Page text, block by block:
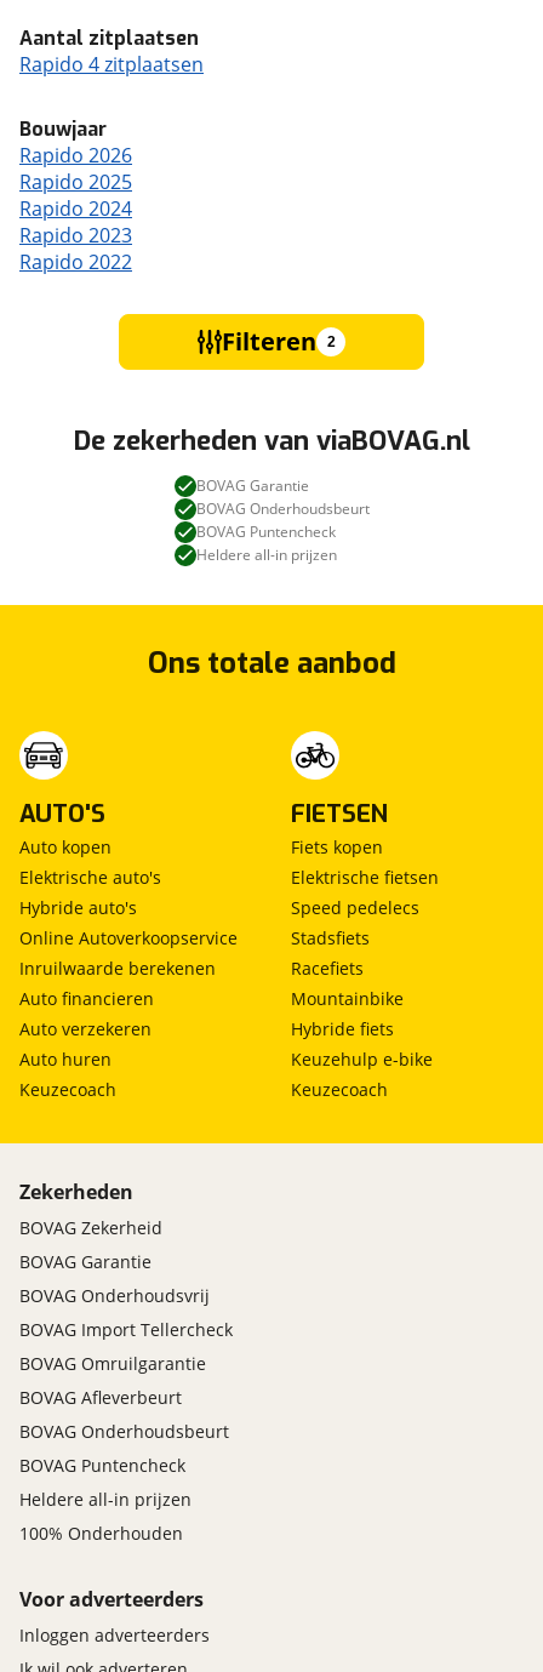
Aantal zitplaatsen
Rapido 4 zitplaatsen
Bouwjaar
Rapido 2026
Rapido 2025
Rapido 2024
Rapido 2023
Rapido 2022
Filteren 2
De zekerheden van viaBOVAG.nl
BOVAG Garantie
BOVAG Onderhoudsbeurt
BOVAG Puntencheck
Heldere all-in prijzen
Ons totale aanbod
AUTO'S
Auto kopen
Elektrische auto's
Hybride auto's
Online Autoverkoopservice
Inruilwaarde berekenen
Auto financieren
Auto verzekeren
Auto huren
Keuzecoach
FIETSEN
Fiets kopen
Elektrische fietsen
Speed pedelecs
Stadsfiets
Racefiets
Mountainbike
Hybride fiets
Keuzehulp e-bike
Keuzecoach
Zekerheden
BOVAG Zekerheid
BOVAG Garantie
BOVAG Onderhoudsvrij
BOVAG Import Tellercheck
BOVAG Omruilgarantie
BOVAG Afleverbeurt
BOVAG Onderhoudsbeurt
BOVAG Puntencheck
Heldere all-in prijzen
100% Onderhouden
Voor adverteerders
Inloggen adverteerders